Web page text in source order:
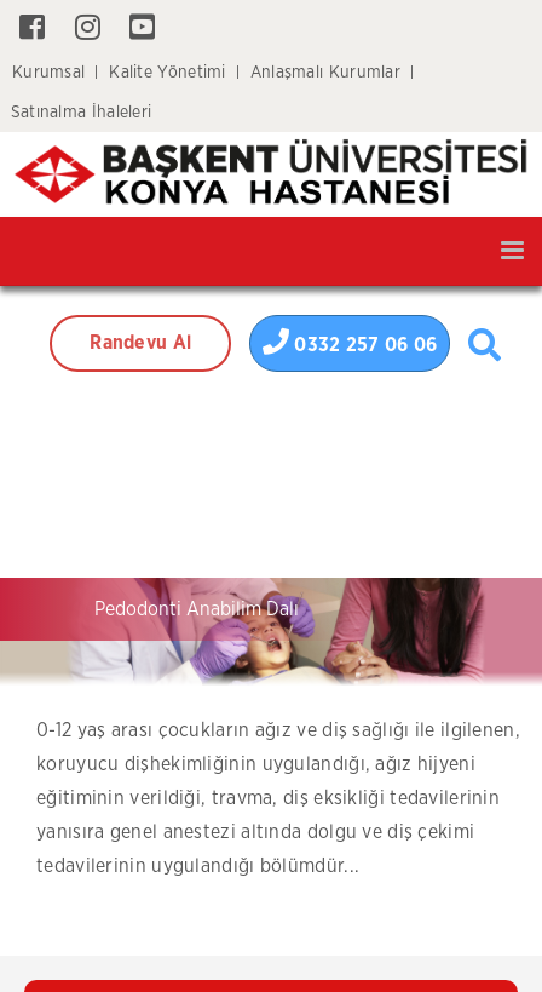
Kurumsal Kalite Yönetimi Anlaşmalı Kurumlar
Satınalma İhaleleri
Randevu Al 0332 257 06 06
Pedodonti Anabilim Dalı
0-12 yaş arası çocukların ağız ve diş sağlığı ile ilgilenen,
koruyucu dişhekimliğinin uygulandığı, ağız hijyeni
eğitiminin verildiği, travma, diş eksikliği tedavilerinin
yanısıra genel anestezi altında dolgu ve diş çekimi
tedavilerinin uygulandığı bölümdür...